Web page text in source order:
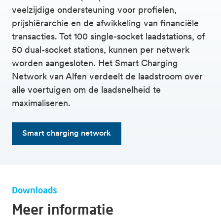
veelzijdige ondersteuning voor profielen,
prijshiërarchie en de afwikkeling van financiële
transacties. Tot 100 single-socket laadstations, of
50 dual-socket stations, kunnen per netwerk
worden aangesloten. Het Smart Charging
Network van Alfen verdeelt de laadstroom over
alle voertuigen om de laadsnelheid te
maximaliseren.
Smart charging network
Downloads
Meer informatie